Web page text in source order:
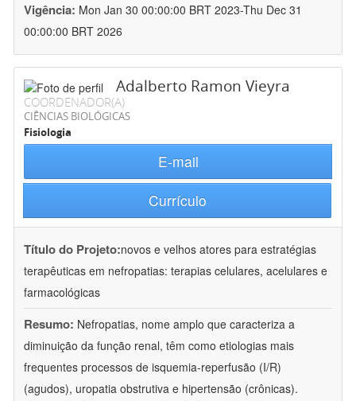
Vigência: Mon Jan 30 00:00:00 BRT 2023-Thu Dec 31
00:00:00 BRT 2026
Adalberto Ramon Vieyra
COORDENADOR(A)
CIÊNCIAS BIOLÓGICAS
Fisiologia
E-mail
Currículo
Título do Projeto:novos e velhos atores para estratégias
terapêuticas em nefropatias: terapias celulares, acelulares e
farmacológicas
Resumo: Nefropatias, nome amplo que caracteriza a
diminuição da função renal, têm como etiologias mais
frequentes processos de isquemia-reperfusão (I/R)
(agudos), uropatia obstrutiva e hipertensão (crônicas).